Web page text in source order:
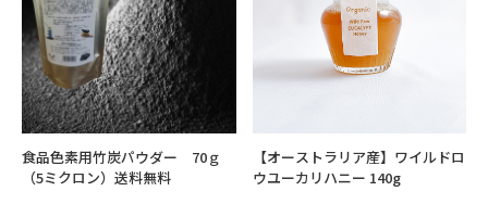
食品色素用竹炭パウダー 70ｇ
（5ミクロン）送料無料
【オーストラリア産】ワイルドロ
ウユーカリハニー 140g